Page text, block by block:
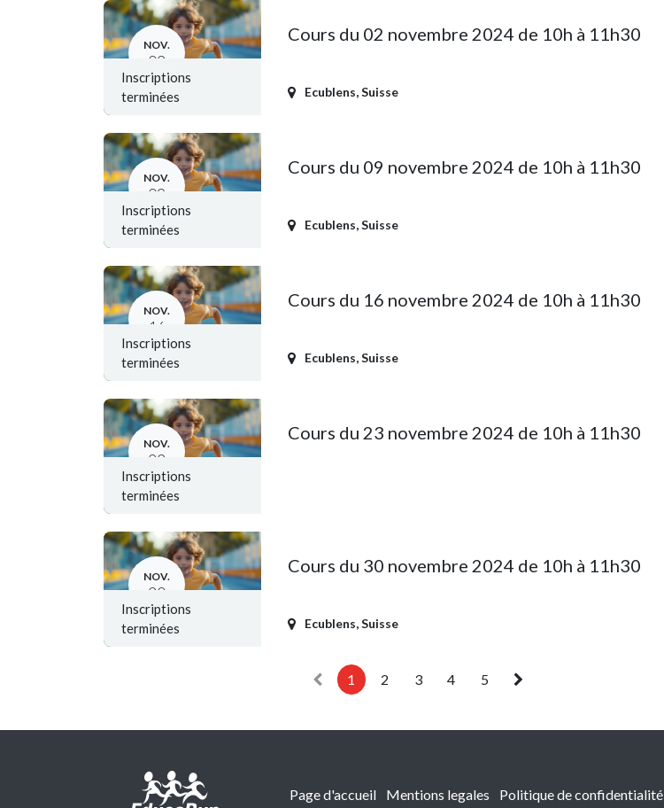
NOV.
02
Inscriptions
terminées
Cours du 02 novembre 2024 de 10h à 11h30
Ecublens,Suisse
NOV.
09
Inscriptions
terminées
Cours du 09 novembre 2024 de 10h à 11h30
Ecublens,Suisse
NOV.
16
Inscriptions
terminées
Cours du 16 novembre 2024 de 10h à 11h30
Ecublens,Suisse
NOV.
23
Inscriptions
terminées
Cours du 23 novembre 2024 de 10h à 11h30
NOV.
30
Inscriptions
terminées
Cours du 30 novembre 2024 de 10h à 11h30
Ecublens,Suisse
1 2 3 4 5
Page d'accueil Mentions legales Politique de confidentialité